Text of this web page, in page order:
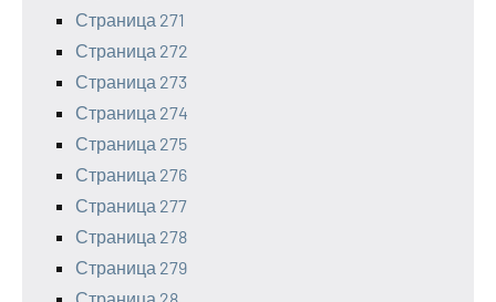
Страница 271
Страница 272
Страница 273
Страница 274
Страница 275
Страница 276
Страница 277
Страница 278
Страница 279